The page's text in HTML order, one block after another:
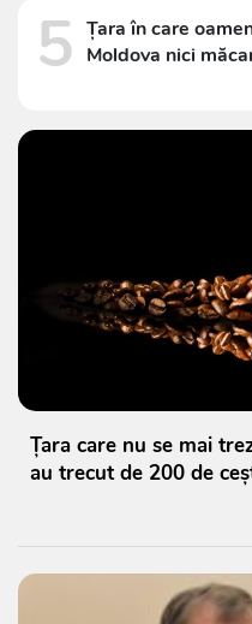
5 Țara în care
Moldova nici
Țara care nu se mai
au trecut de 200 de